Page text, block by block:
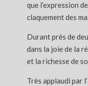
que l’expression
claquement des
Durant près de
dans la joie de la
et la richesse de
Très applaudi par